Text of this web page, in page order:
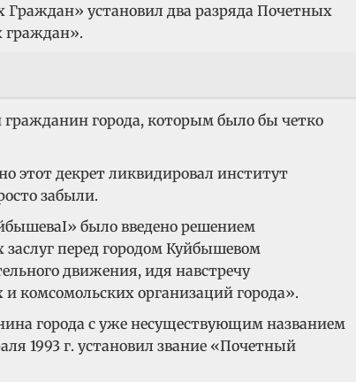
Граждан» установил два разряда Почетных
граждан».
города, которым было бы четко
этот декрет ликвидировал институт
забыли.
было введено решением
заслуг перед городом Куйбышевом
движения, идя навстречу
организаций города».
города с уже несуществующим названием
1993 г. установил звание «Почетный